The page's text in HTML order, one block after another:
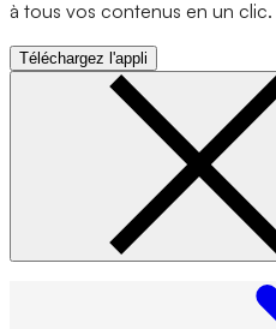
à tous vos contenus en un clic.
Téléchargez l'appli